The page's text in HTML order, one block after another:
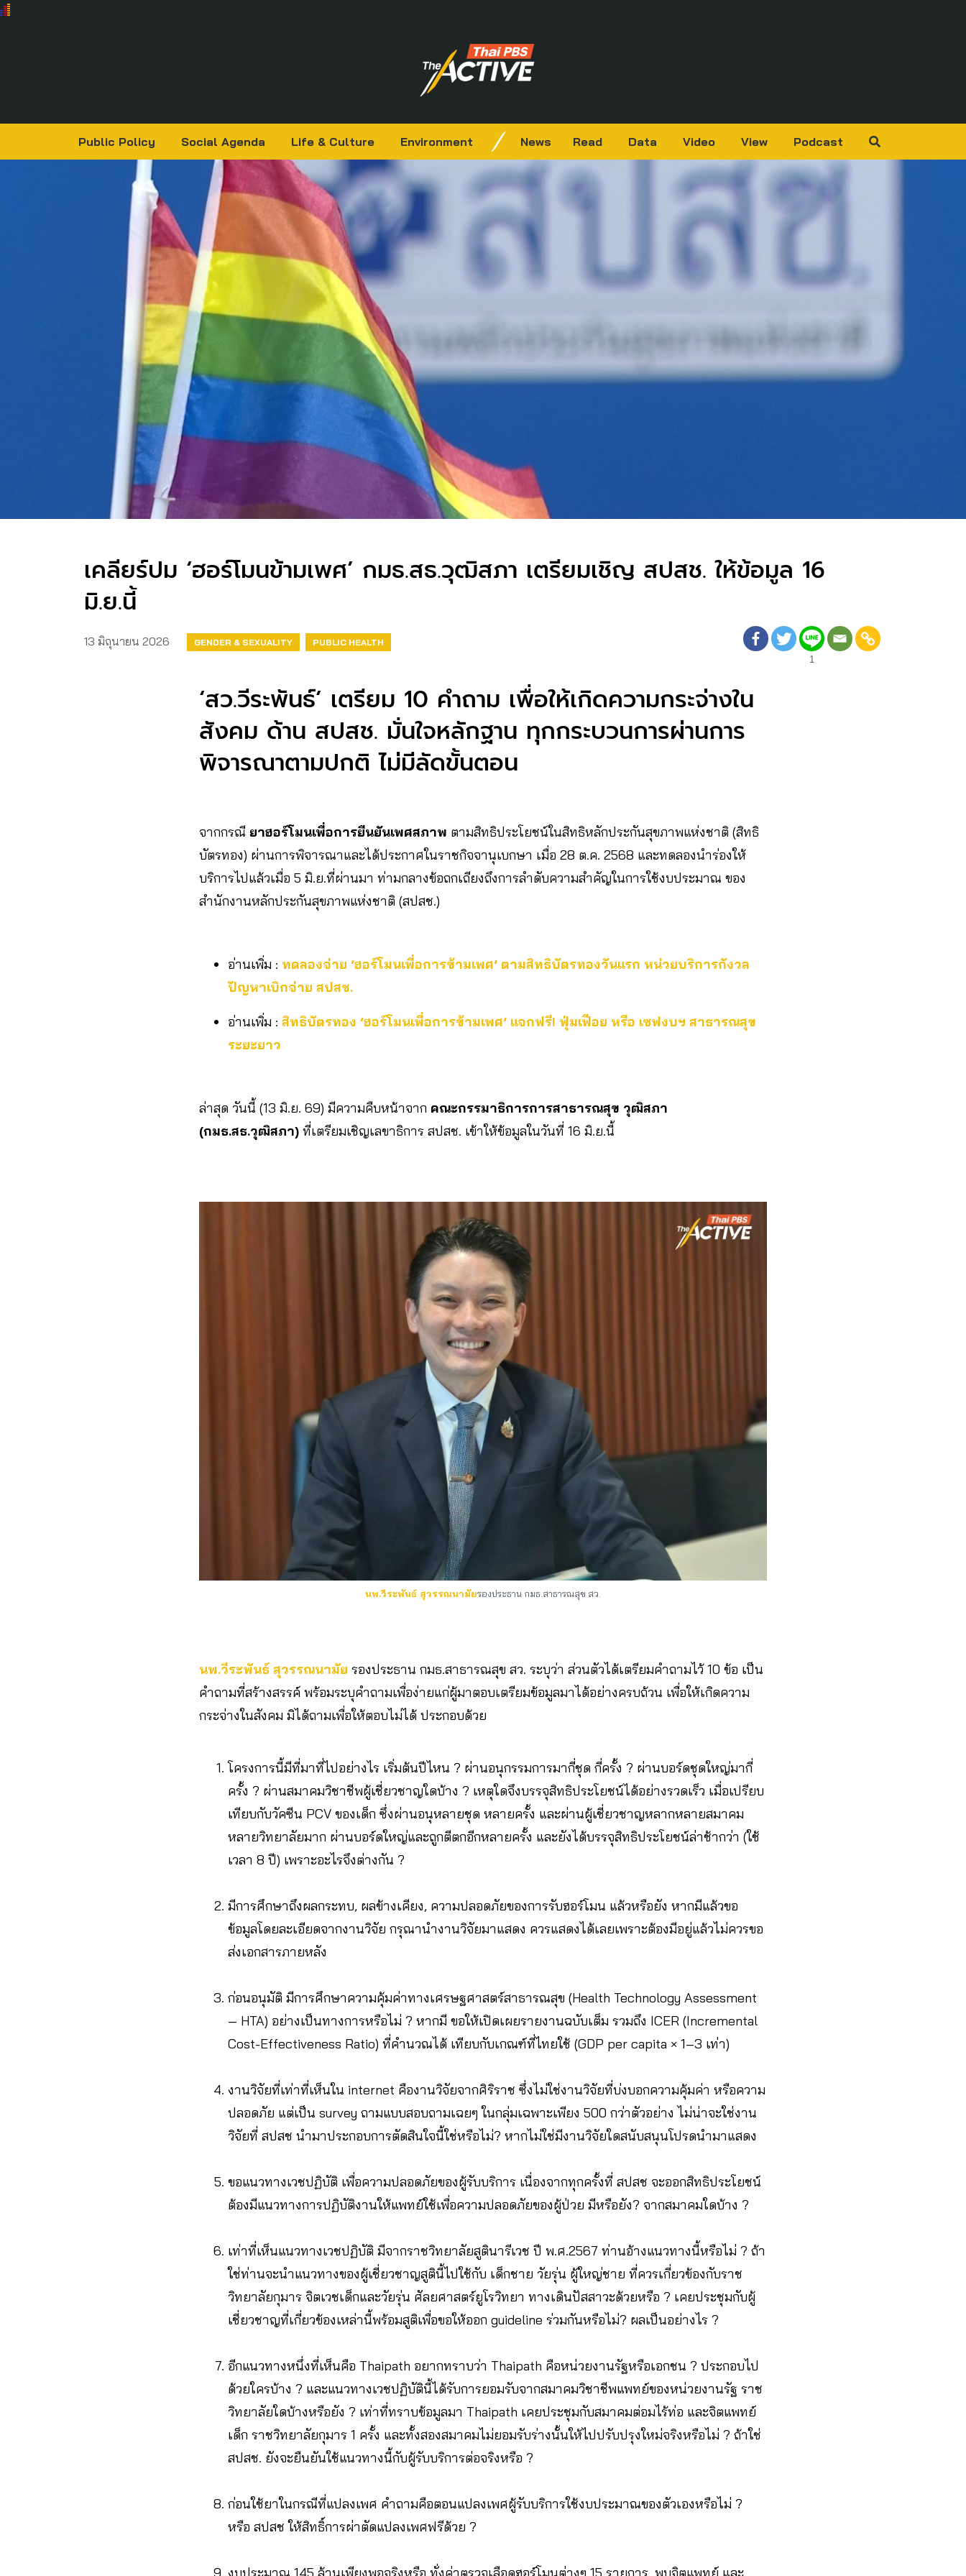
Public Policy Social Agenda Life & Culture Environment News Read Data Video View Podcast
เคลียร์ปม ‘ฮอร์โมนข้ามเพศ’ กมธ.สธ.วุฒิสภา เตรียมเชิญ สปสช. ให้ข้อมูล 16
มิ.ย.นี้
13 มิถุนายน 2026 GENDER & SEXUALITY
PUBLIC HEALTH
1
‘สว.วีระพันธ์’ เตรียม 10 คำถาม เพื่อให้เกิดความกระจ่างใน
สังคม ด้าน สปสช. มั่นใจหลักฐาน ทุกกระบวนการผ่านการ
พิจารณาตามปกติ ไม่มีลัดขั้นตอน
จากกรณี ยาฮอร์โมนเพื่อการยืนยันเพศสภาพ ตามสิทธิประโยชน์ในสิทธิหลักประกันสุขภาพแห่งชาติ (สิทธิ
บัตรทอง) ผ่านการพิจารณาและได้ประกาศในราชกิจจานุเบกษา เมื่อ 28 ต.ค. 2568 และทดลองนำร่องให้
บริการไปแล้วเมื่อ 5 มิ.ย.ที่ผ่านมา ท่ามกลางข้อถกเถียงถึงการลำดับความสำคัญในการใช้งบประมาณ ของ
สำนักงานหลักประกันสุขภาพแห่งชาติ (สปสช.)
อ่านเพิ่ม : ทดลองจ่าย ‘ฮอร์โมนเพื่อการข้ามเพศ’ ตามสิทธิบัตรทองวันแรก หน่วยบริการกังวล
ปัญหาเบิกจ่าย สปสช.
อ่านเพิ่ม : สิทธิบัตรทอง ‘ฮอร์โมนเพื่อการข้ามเพศ’ แจกฟรี! ฟุ่มเฟือย หรือ เซฟงบฯ สาธารณสุข
ระยะยาว
ล่าสุด วันนี้ (13 มิ.ย. 69) มีความคืบหน้าจาก คณะกรรมาธิการการสาธารณสุข วุฒิสภา
(กมธ.สธ.วุฒิสภา) ที่เตรียมเชิญเลขาธิการ สปสช. เข้าให้ข้อมูลในวันที่ 16 มิ.ย.นี้
นพ.วีระพันธ์ สุวรรณนามัยรองประธาน กมธ.สาธารณสุข สว.
นพ.วีระพันธ์ สุวรรณนามัย รองประธาน กมธ.สาธารณสุข สว. ระบุว่า ส่วนตัวได้เตรียมคำถามไว้ 10 ข้อ เป็น
คำถามที่สร้างสรรค์ พร้อมระบุคำถามเพื่อง่ายแก่ผู้มาตอบเตรียมข้อมูลมาได้อย่างครบถ้วน เพื่อให้เกิดความ
กระจ่างในสังคม มิได้ถามเพื่อให้ตอบไม่ได้ ประกอบด้วย
โครงการนี้มีที่มาที่ไปอย่างไร เริ่มต้นปีไหน ? ผ่านอนุกรรมการมากี่ชุด กี่ครั้ง ? ผ่านบอร์ดชุดใหญ่มากี่
ครั้ง ? ผ่านสมาคมวิชาชีพผู้เชี่ยวชาญใดบ้าง ? เหตุใดจึงบรรจุสิทธิประโยชน์ได้อย่างรวดเร็ว เมื่อเปรียบ
เทียบกับวัคซีน PCV ของเด็ก ซึ่งผ่านอนุหลายชุด หลายครั้ง และผ่านผู้เชี่ยวชาญหลากหลายสมาคม
หลายวิทยาลัยมาก ผ่านบอร์ดใหญ่และถูกตีตกอีกหลายครั้ง และยังได้บรรจุสิทธิประโยชน์ล่าช้ากว่า (ใช้
เวลา 8 ปี) เพราะอะไรจึงต่างกัน ?
มีการศึกษาถึงผลกระทบ, ผลข้างเคียง, ความปลอดภัยของการรับฮอร์โมน แล้วหรือยัง หากมีแล้วขอ
ข้อมูลโดยละเอียดจากงานวิจัย กรุณานำงานวิจัยมาแสดง ควรแสดงได้เลยเพราะต้องมีอยู่แล้วไม่ควรขอ
ส่งเอกสารภายหลัง
ก่อนอนุมัติ มีการศึกษาความคุ้มค่าทางเศรษฐศาสตร์สาธารณสุข (Health Technology Assessment
— HTA) อย่างเป็นทางการหรือไม่ ? หากมี ขอให้เปิดเผยรายงานฉบับเต็ม รวมถึง ICER (Incremental
Cost-Effectiveness Ratio) ที่คำนวณได้ เทียบกับเกณฑ์ที่ไทยใช้ (GDP per capita × 1–3 เท่า)
งานวิจัยที่เท่าที่เห็นใน internet คืองานวิจัยจากศิริราช ซึ่งไม่ใช่งานวิจัยที่บ่งบอกความคุ้มค่า หรือความ
ปลอดภัย แต่เป็น survey ถามแบบสอบถามเฉยๆ ในกลุ่มเฉพาะเพียง 500 กว่าตัวอย่าง ไม่น่าจะใช่งาน
วิจัยที่ สปสช นำมาประกอบการตัดสินใจนี้ใช่หรือไม่? หากไม่ใช่มีงานวิจัยใดสนับสนุนโปรดนำมาแสดง
ขอแนวทางเวชปฏิบัติ เพื่อความปลอดภัยของผู้รับบริการ เนื่องจากทุกครั้งที่ สปสช จะออกสิทธิประโยชน์
ต้องมีแนวทางการปฏิบัติงานให้แพทย์ใช้เพื่อความปลอดภัยของผู้ป่วย มีหรือยัง? จากสมาคมใดบ้าง ?
เท่าที่เห็นแนวทางเวชปฏิบัติ มีจากราชวิทยาลัยสูตินารีเวช ปี พ.ศ.2567 ท่านอ้างแนวทางนี้หรือไม่ ? ถ้า
ใช่ท่านจะนำแนวทางของผู้เชี่ยวชาญสูตินี้ไปใช้กับ เด็กชาย วัยรุ่น ผู้ใหญ่ชาย ที่ควรเกี่ยวข้องกับราช
วิทยาลัยกุมาร จิตเวชเด็กและวัยรุ่น ศัลยศาสตร์ยูโรวิทยา ทางเดินปัสสาวะด้วยหรือ ? เคยประชุมกับผู้
เชี่ยวชาญที่เกี่ยวข้องเหล่านี้พร้อมสูติเพื่อขอให้ออก guideline ร่วมกันหรือไม่? ผลเป็นอย่างไร ?
อีกแนวทางหนึ่งที่เห็นคือ Thaipath อยากทราบว่า Thaipath คือหน่วยงานรัฐหรือเอกชน ? ประกอบไป
ด้วยใครบ้าง ? และแนวทางเวชปฏิบัตินี้ได้รับการยอมรับจากสมาคมวิชาชีพแพทย์ของหน่วยงานรัฐ ราช
วิทยาลัยใดบ้างหรือยัง ? เท่าที่ทราบข้อมูลมา Thaipath เคยประชุมกับสมาคมต่อมไร้ท่อ และจิตแพทย์
เด็ก ราชวิทยาลัยกุมาร 1 ครั้ง และทั้งสองสมาคมไม่ยอมรับร่างนั้นให้ไปปรับปรุงใหม่จริงหรือไม่ ? ถ้าใช่
สปสช. ยังจะยืนยันใช้แนวทางนี้กับผู้รับบริการต่อจริงหรือ ?
ก่อนใช้ยาในกรณีที่แปลงเพศ คำถามคือตอนแปลงเพศผู้รับบริการใช้งบประมาณของตัวเองหรือไม่ ?
หรือ สปสช ให้สิทธิ์การผ่าตัดแปลงเพศฟรีด้วย ?
งบประมาณ 145 ล้านเพียงพอจริงหรือ ทั่งค่าตรวจเลือดฮอร์โมนต่างๆ 15 รายการ, พบจิตแพทย์ และ